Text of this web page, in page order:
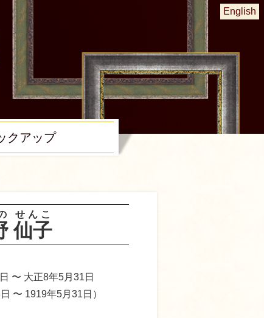
English
ク アップ
仙子
せんこ
〜 大正8年5月31日
〜 1919年5月31日）